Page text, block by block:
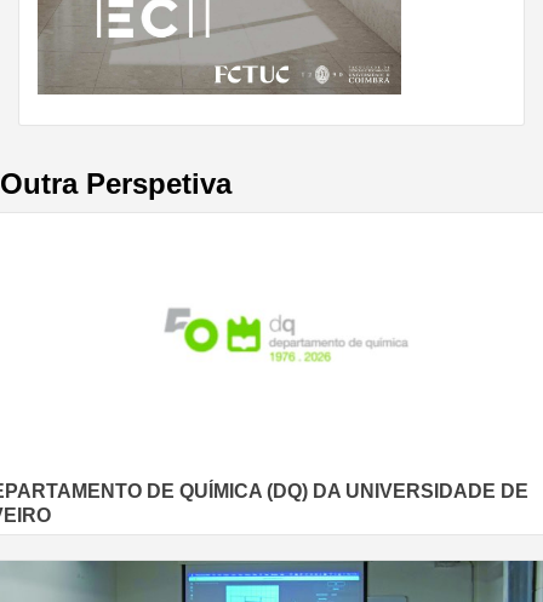
Outra Perspetiva
DE QUÍMICA (DQ) DA UNIVERSIDADE DE